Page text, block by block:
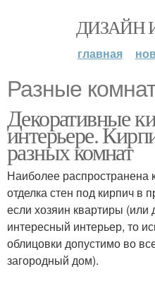
ДИЗАЙН
главная
Разные
Декоративные
интерьере.
разных комнат
Наиболее распространена
отделка стен под кирпич в
если хозяин квартиры (или
интересный интерьер, то
облицовки допустимо во
загородный дом).